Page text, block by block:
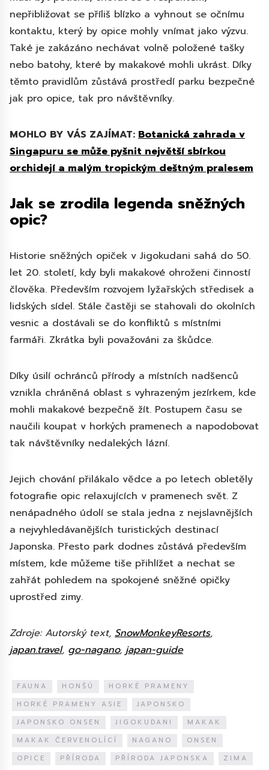
nepřibližovat se příliš blízko a vyhnout se očnímu
kontaktu, který by opice mohly vnímat jako výzvu.
Také je zakázáno nechávat volně položené tašky
nebo batohy, které by makakové mohli ukrást. Díky
těmto pravidlům zůstává prostředí parku bezpečné
jak pro opice, tak pro návštěvníky.
MOHLO BY VÁS ZAJÍMAT: Botanická zahrada v
Singapuru se může pyšnit největší sbírkou
orchidejí a malým tropickým deštným pralesem
Jak se zrodila legenda sněžných
opic?
Historie sněžných opiček v Jigokudani sahá do 50.
let 20. století, kdy byli makakové ohroženi činností
člověka. Především rozvojem lyžařských středisek a
lidských sídel. Stále častěji se stahovali do okolních
vesnic a dostávali se do konfliktů s místními
farmáři. Zkrátka byli považováni za škůdce.
Díky úsilí ochránců přírody a místních nadšenců
vznikla chráněná oblast s vyhrazeným jezírkem, kde
mohli makakové bezpečně žít. Postupem času se
naučili koupat v horkých pramenech a napodobovat
tak návštěvníky nedalekých lázní.
Jejich chování přilákalo vědce a po letech obletěly
fotografie opic relaxujících v pramenech svět. Z
nenápadného údolí se stala jedna z nejslavnějších
a nejvyhledávanějších turistických destinací
Japonska. Přesto park dodnes zůstává především
místem, kde můžeme tiše přihlížet a nechat se
zahřát pohledem na spokojené sněžné opičky
uprostřed zimy.
Zdroje: Autorský text, SnowMonkeyResorts,
japan.travel, go-nagano, japan-guide
FAUNA HONŠÚ
HORKÉ PRAMENY
HORKÉ PRAMENY ASIE
JAPONSKO
JAPONSKO ONSEN
JIGOKUDANI
MAKAK
MAKAK ČERVENOLÍCÍ
NAGANO
ONSEN
OPICE
PŘÍRODA PŘÍRODA JAPONSKA
ZIMA